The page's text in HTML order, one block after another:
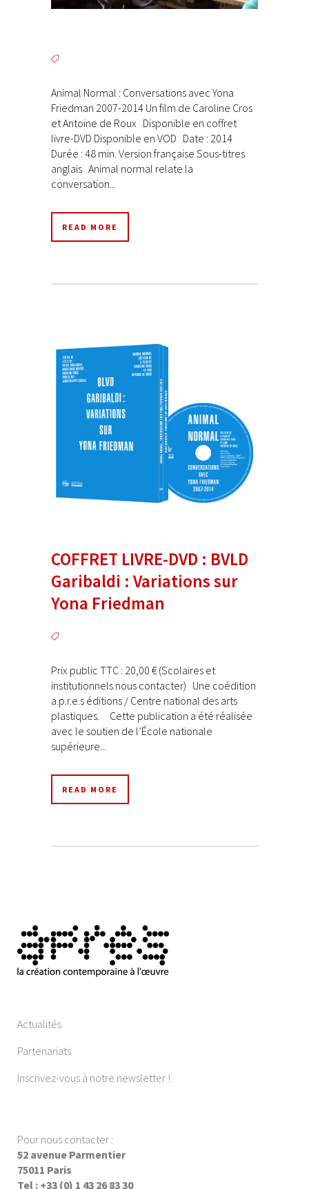
Animal Normal : Conversations avec Yona
Friedman 2007-2014 Un film de Caroline Cros
et Antoine de Roux Disponible en coffret
livre-DVD Disponible en VOD Date : 2014
Durée : 48 min. Version française Sous-titres
anglais Animal normal relate la
conversation...
READ MORE
COFFRET LIVRE-DVD : BVLD
Garibaldi : Variations sur
Yona Friedman
Prix public TTC : 20,00 € (Scolaires et
institutionnels nous contacter) Une coédition
a.p.r.e.s éditions / Centre national des arts
plastiques. Cette publication a été réalisée
avec le soutien de l’École nationale
supérieure...
READ MORE
Actualités
Partenariats
Inscrivez-vous à notre newsletter !
Pour nous contacter :
52 avenue Parmentier
75011 Paris
Tel : +33 (0) 1 43 26 83 30